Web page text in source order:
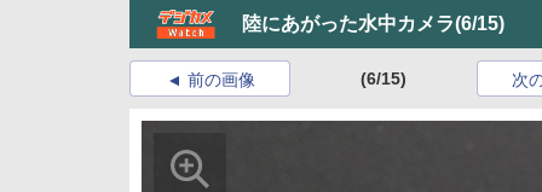
陸にあがった水中カメラ(6/15)
前の画像 (6/15) 次